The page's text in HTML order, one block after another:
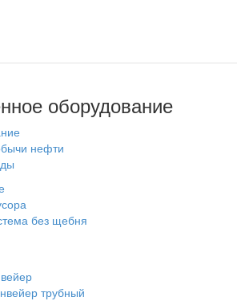
оборудование
нефти
без щебня
трубный